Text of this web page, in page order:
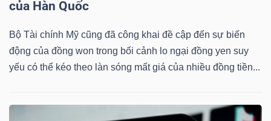
của Hàn Quốc
Bộ Tài chính Mỹ cũng đã công khai đề cập đến sự biến
động của đồng won trong bối cảnh lo ngại đồng yen suy
yếu có thể kéo theo làn sóng mất giá của nhiều đồng tiền...
CÔNG
NGHỆ
THÔNG
TIN